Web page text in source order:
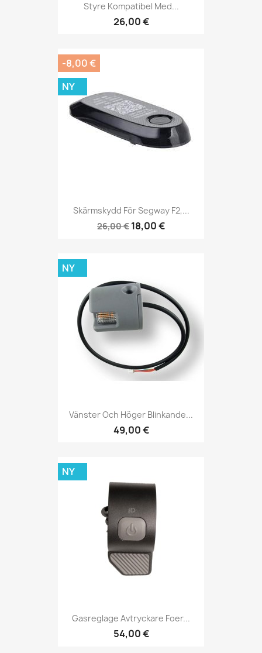
Styre Kompatibel Med...
26,00 €
Skärmskydd För Segway F2,...
26,00 € 18,00 €
-8,00 €
NY
Vänster Och Höger Blinkande...
49,00 €
NY
Gasreglage Avtryckare Foer...
54,00 €
NY